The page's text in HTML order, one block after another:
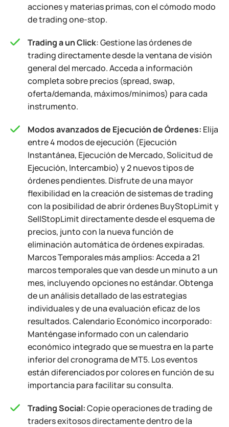
acciones y materias primas, con el cómodo modo
de trading one-stop.
Trading a un Click: Gestione las órdenes de
trading directamente desde la ventana de visión
general del mercado. Acceda a información
completa sobre precios (spread, swap,
oferta/demanda, máximos/mínimos) para cada
instrumento.
Modos avanzados de Ejecución de Órdenes: Elija
entre 4 modos de ejecución (Ejecución
Instantánea, Ejecución de Mercado, Solicitud de
Ejecución, Intercambio) y 2 nuevos tipos de
órdenes pendientes. Disfrute de una mayor
flexibilidad en la creación de sistemas de trading
con la posibilidad de abrir órdenes BuyStopLimit y
SellStopLimit directamente desde el esquema de
precios, junto con la nueva función de
eliminación automática de órdenes expiradas.
Marcos Temporales más amplios: Acceda a 21
marcos temporales que van desde un minuto a un
mes, incluyendo opciones no estándar. Obtenga
de un análisis detallado de las estrategias
individuales y de una evaluación eficaz de los
resultados. Calendario Económico incorporado:
Manténgase informado con un calendario
económico integrado que se muestra en la parte
inferior del cronograma de MT5. Los eventos
están diferenciados por colores en función de su
importancia para facilitar su consulta.
Trading Social:Copie operaciones de trading de
traders exitosos directamente dentro de la